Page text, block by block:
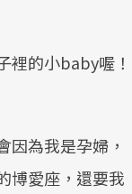
裡的小baby喔！
為我是孕婦，
博愛座，還要我